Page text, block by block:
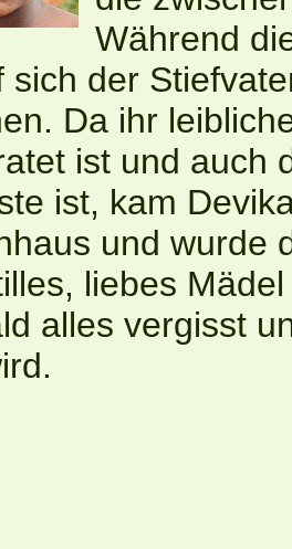
Während
sich der
Da ihr
ist und auch
ist, kam
und wurde
liebes
alles vergisst